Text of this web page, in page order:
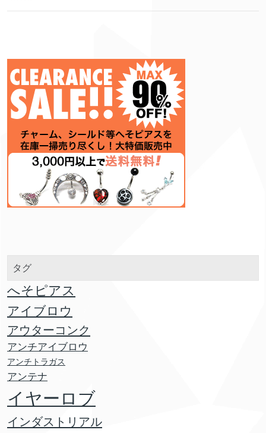
タグ
へそピアス
アイブロウ
アウターコンク
アンチアイブロウ
アンチトラガス
アンテナ
イヤーロブ
インダストリアル